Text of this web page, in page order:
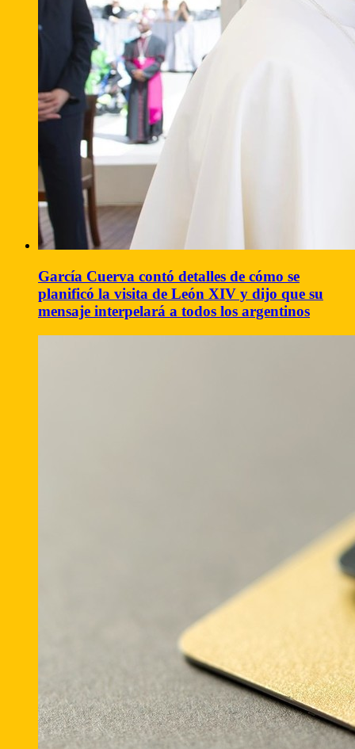
García Cuerva contó detalles de cómo se
planificó la visita de León XIV y dijo que su
mensaje interpelará a todos los argentinos